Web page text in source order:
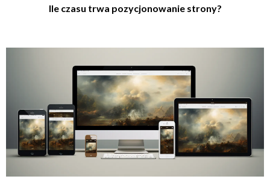
Ile czasu trwa pozycjonowanie strony?